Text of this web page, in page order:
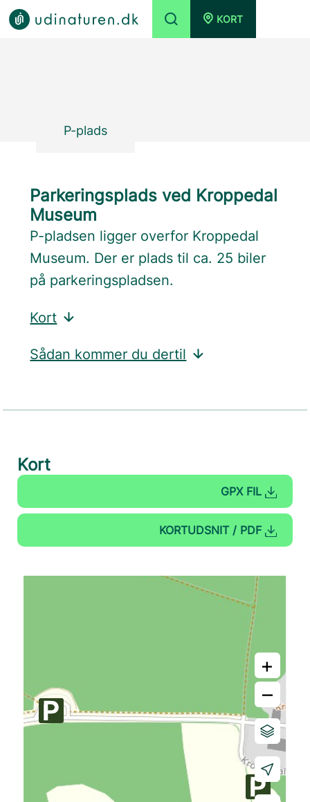
KORT
P-plads
Parkeringsplads ved Kroppedal
Museum
P-pladsen ligger overfor Kroppedal
Museum. Der er plads til ca. 25 biler
på parkeringspladsen.
Kort
Sådan kommer du dertil
Kort
GPX FIL
KORTUDSNIT / PDF
+
–